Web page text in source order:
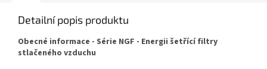
Detailní popis produktu
Obecné informace - Série NGF - Energii šetřící filtry
stlačeného vzduchu